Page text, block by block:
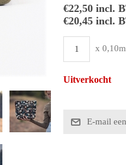
€22,50 incl.
€20,45 incl.
x 0,10m
Uitverkocht